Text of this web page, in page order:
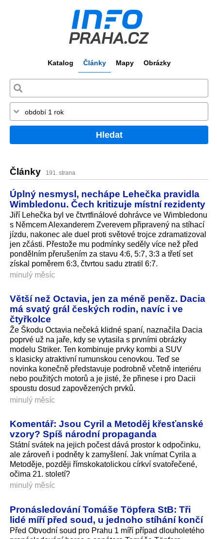
Katalog Články Mapy Obrázky
Hledat
Články 191. strana
Úplný nesmysl, nechápe Lehečka pravidla
Wimbledonu. Čech kritizuje místní rezidenty
Jiří Lehečka byl ve čtvrtfinálové dohrávce ve Wimbledonu
s Němcem Alexanderem Zverevem připravený na stíhací
jízdu, nakonec ale duel proti světové trojce zdramatizoval
jen zčásti. Přestože mu podmínky seděly více než před
pondělním přerušením za stavu 4:6, 5:7, 3:3 a třetí set
získal poměrem 6:3, čtvrtou sadu ztratil 6:7.
minulý měsíc
Větší než Octavia, jen za méně peněz. Dacia
má svatý grál českých rodin, navíc i ve
čtyřkolce
Že Škodu Octavia nečeká klidné spaní, naznačila Dacia
poprvé už na jaře, kdy se vytasila s prvními obrázky
modelu Striker. Ten kombinuje prvky kombi a SUV
s klasicky atraktivní rumunskou cenovkou. Teď se
novinka konečně představuje podrobně včetně interiéru
nebo použitých motorů a je jisté, že přinese i pro Dacii
spoustu dosud zapovězených prvků.
minulý měsíc
Komentář: Jsou Cyril a Metoděj křesťanské
vzory? Spíš národní propaganda
Státní svátek na jejich počest dává prostor k odpočinku,
ale zároveň i podněty k zamyšlení. Jak vnímat Cyrila a
Metoděje, později římskokatolickou církví svatořečené,
očima 21. století?
minulý měsíc
Pronásledování Tomáše Töpfera StB: Tři
lidé míří před soud, u jednoho stíhání končí
Před Obvodní soud pro Prahu 1 míří případ dlouholetého